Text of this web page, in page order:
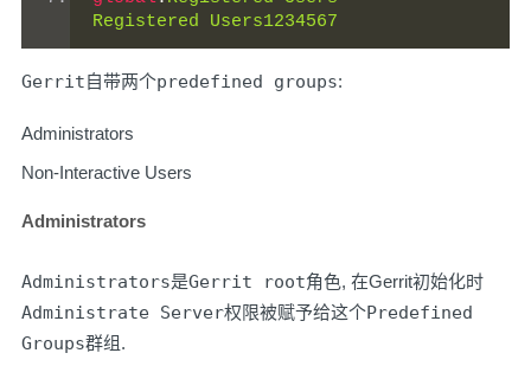
Registered
Users1234567
Gerrit自带两个predefined groups:
Administrators
Non-Interactive Users
Administrators
Administrators是Gerrit root角色, 在Gerrit初始化时
Administrate Server权限被赋予给这个Predefined
Groups群组.